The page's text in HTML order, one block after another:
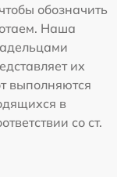
обозначить
Наша
их
выполняются
в
со ст.